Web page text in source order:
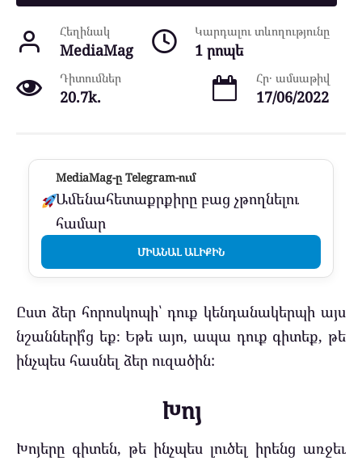
Հեղինակ
MediaMag
Կարդալու տևողությունը
1 րոպե
Դիտումներ
20.7k.
Հր․ ամսաթիվ
17/06/2022
MediaMag-ը Telegram-ում
Ամենահետաքրքիրը բաց չթողնելու
համար
ՄԻԱՆԱԼ ԱԼԻՔԻՆ
Ըստ ձեր հորոսկոպի՝ դուք կենդանակերպի այս
նշանների՞ց եք։ Եթե ​​այո, ապա դուք գիտեք, թե
ինչպես հասնել ձեր ուզածին:
Խոյ
Խոյերը գիտեն, թե ինչպես լուծել իրենց առջեւ